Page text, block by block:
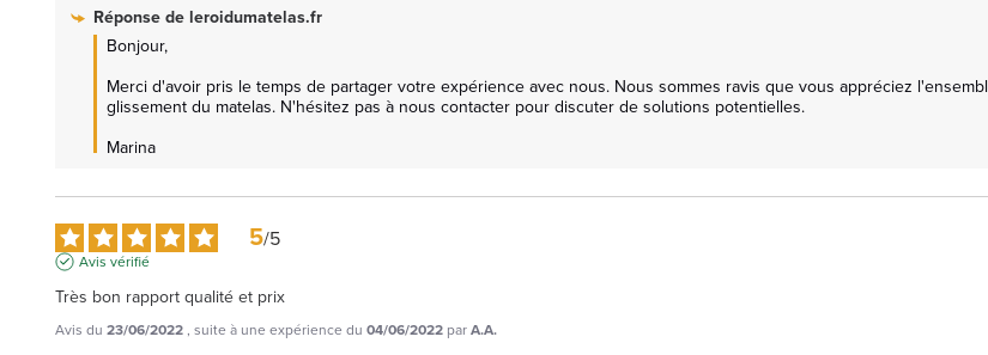
Réponse deleroidumatelas.fr
Bonjour,
Merci d'avoir pris le temps de partager votre expérience avec nous. Nous sommes ravis que vous appréciez
glissement du matelas. N'hésitez pas à nous contacter pour discuter de solutions potentielles.
Marina
5/5
Avis vérifié
Très bon rapport qualité et prix
Avis du 23/06/2022, suite à une expérience du 04/06/2022 parA.A.